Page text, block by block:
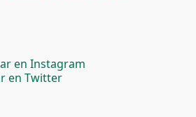
en Instagram
en Twitter